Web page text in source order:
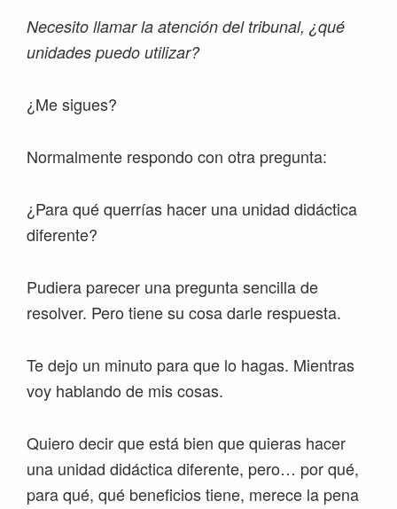
Necesito llamar la atención del tribunal, ¿qué
unidades puedo utilizar?
¿Me sigues?
Normalmente respondo con otra pregunta:
¿Para qué querrías hacer una unidad didáctica
diferente?
Pudiera parecer una pregunta sencilla de
resolver. Pero tiene su cosa darle respuesta.
Te dejo un minuto para que lo hagas. Mientras
voy hablando de mis cosas.
Quiero decir que está bien que quieras hacer
una unidad didáctica diferente, pero… por qué,
para qué, qué beneficios tiene, merece la pena